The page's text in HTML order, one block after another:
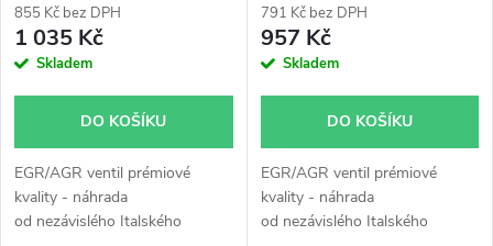
r
o
u
r
o
d
u
855 Kč bez DPH
1 035 Kč
Skladem
DO KOŠÍKU
EGR/AGR ventil prémiové
kvality - náhrada
od nezávislého Italského
791 Kč bez DPH
957 Kč
Skladem
DO KOŠÍKU
EGR/AGR ventil prémiové
kvality - náhrada
od nezávislého Italského